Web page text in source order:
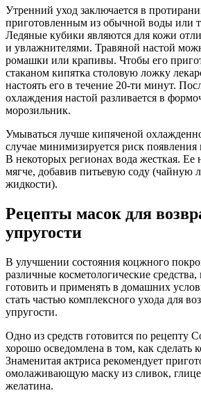
Утренний уход заключается в
приготовленным из обычной воды или
Ледяные кубики являются для кожи
и увлажнителями. Травяной настой
ромашки или крапивы. Чтобы его
стаканом кипятка столовую ложку
настоять его в течение 20-ти минут.
охлаждения настой разливается в
морозильник.
Умываться лучше кипяченой
случае минимизируется риск появления
В некоторых регионах вода жесткая. Ее
мягче, добавив питьевую соду (чайную
жидкости).
Рецепты масок для
упругости
В улучшении состояния коцжного
различные косметологические
готовить и применять в домашних
стать частью комплексного ухода для
упругости.
Одно из средств готовится по рецепту
хорошо осведомлена в том, как сделать
Знаменитая актриса рекомендует
омолаживающую маску из сливок,
желатина.